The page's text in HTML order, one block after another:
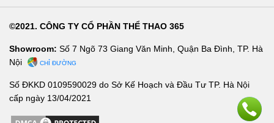
©2021. CÔNG TY CỔ PHẦN THỂ THAO 365
Showroom: Số 7 Ngõ 73 Giang Văn Minh, Quận Ba Đình, TP. Hà
Nội
CHỈ ĐƯỜNG
Số ĐKKD 0109590029 do Sở Kế Hoạch và Đầu Tư TP. Hà Nội
cấp ngày 13/04/2021